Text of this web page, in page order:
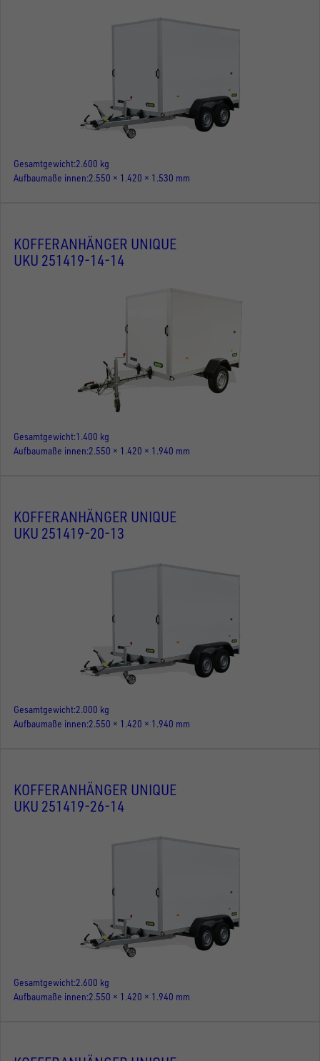
Gesamtgewicht 2.600 kg
Aufbaumaße innen 2.550 × 1.420 × 1.530 mm
KOFFERANHÄNGER UNIQUE
UKU 251419-14-14
Gesamtgewicht 1.400 kg
Aufbaumaße innen 2.550 × 1.420 × 1.940 mm
KOFFERANHÄNGER UNIQUE
UKU 251419-20-13
Gesamtgewicht 2.000 kg
Aufbaumaße innen 2.550 × 1.420 × 1.940 mm
KOFFERANHÄNGER UNIQUE
UKU 251419-26-14
Gesamtgewicht 2.600 kg
Aufbaumaße innen 2.550 × 1.420 × 1.940 mm